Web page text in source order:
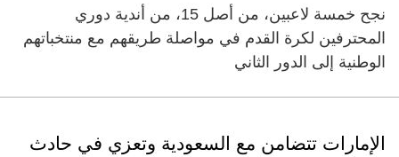
نجح خمسة لاعبين، من أصل 15، من أندية دوري
المحترفين لكرة القدم في مواصلة طريقهم مع منتخباتهم
الوطنية إلى الدور الثاني
الإمارات تتضامن مع السعودية وتعزي في حادث